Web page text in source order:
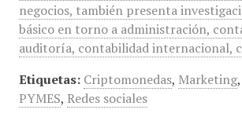
negocios, también presenta
básico en torno a administración,
auditoría, contabilidad internacional,
Etiquetas: Criptomonedas, Marketing,
PYMES, Redes sociales